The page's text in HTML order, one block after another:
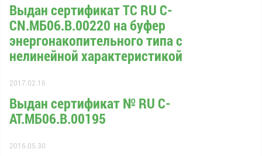
Выдан сертификат ТС RU С-
CN.МБ06.В.00220 на буфер
энергонакопительного типа с
нелинейной характеристикой
2017.02.16
Выдан сертификат № RU С-
AT.МБ06.B.00195
2016.05.30